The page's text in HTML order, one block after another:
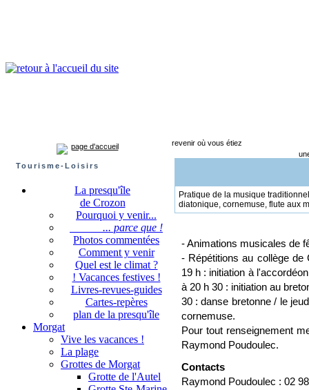
page d'accueil
Tourisme-Loisirs
La presqu'île
de Crozon
Pourquoi y venir...
... parce que !
Photos commentées
Comment y venir
Quel est le climat ?
! Vacances festives !
Livres-revues-guides
Cartes-repères
plan de la presqu'île
Morgat
Vive les vacances !
La plage
Grottes de Morgat
Grotte de l'Autel
revenir où vous étiez
Pratique de la musique
diatonique, cornemuse, flute aux
- Animations musicales de
- Répétitions au collège
19 h : initiation à
à 20 h 30 : initiation au
30 : danse bretonne / le
cornemuse.
Pour tout renseignement
Raymond Poudoulec.
Contacts
Raymond Poudoulec : 02